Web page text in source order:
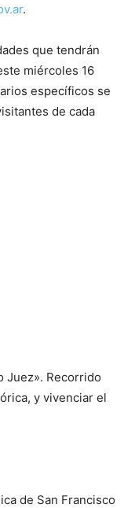
.
que tendrán
miércoles 16
específicos se
de cada
Recorrido
y vivenciar el
de San Francisco